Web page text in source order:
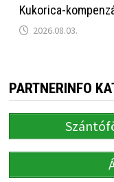
Kukorica-
2026.08.03.
PARTNERINFO